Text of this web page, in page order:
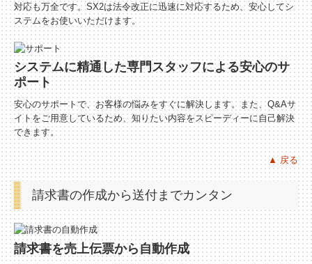
対応も万全です。SX2は法令改正に迅速に対応するため、安心してシ
ステムをお使いいただけます。
システムに精通した専門スタッフによる安心のサ
ポート
安心のサポートで、お客様の悩みをすぐに解決します。また、Q&Aサ
イトをご用意しているため、知りたい内容をスピーディーに自己解決
できます。
▲ 戻る
請求書の作成から送付までカンタン
請求書を売上伝票から自動作成